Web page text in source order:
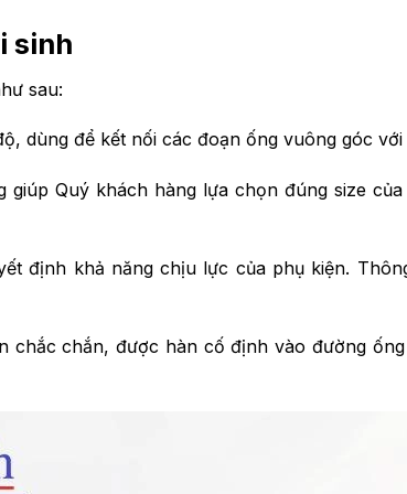
sinh
sau:
dùng để kết nối các đoạn ống vuông góc với
giúp Quý khách hàng lựa chọn đúng size
định khả năng chịu lực của phụ kiện.
chắc chắn, được hàn cố định vào đường